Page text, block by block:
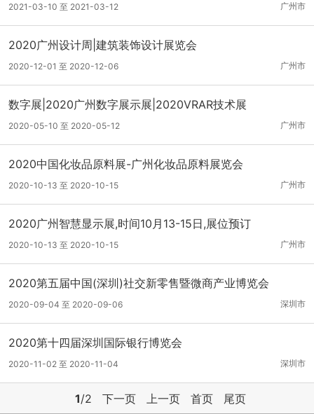
广州市
2021-03-10 至 2021-03-12
2020广州设计周|建筑装饰设计展览会
广州市
2020-12-01 至 2020-12-06
数字展|2020广州数字展示展|2020VRAR技术展
广州市
2020-05-10 至 2020-05-12
2020中国化妆品原料展-广州化妆品原料展览会
广州市
2020-10-13 至 2020-10-15
2020广州智慧显示展,时间10月13-15日,展位预订
广州市
2020-10-13 至 2020-10-15
2020第五届中国(深圳)社交新零售暨微商产业博览会
深圳市
2020-09-04 至 2020-09-06
2020第十四届深圳国际银行博览会
深圳市
2020-11-02 至 2020-11-04
1/2 下一页 上一页 首页 尾页